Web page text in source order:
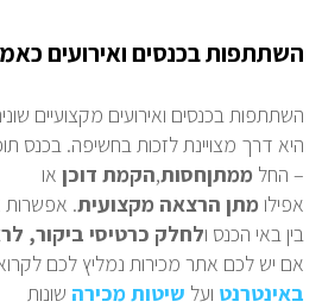
השתתפות בכנסים ואירועים
השתתפות בכנסים ואירועים מקצועיים
היא דרך מצויינת לזכות בחשיפה. בכנס
– החל ממתןחסות,הקמת דוכן או
אפילו מתן הרצאה מקצועית. אפשרות
בין באי הכנס ולחלק כרטיסי ביקור,
אם יש לכם אתר מכירות נמליץ לכם
באינטרנט ועל שיטות מכירה שונות